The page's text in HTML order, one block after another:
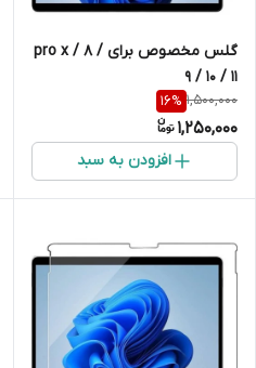
گلس مخصوص برای pro x / 8 /
9 / 10 / 11
1,500,000
16%
1,250,000
افزودن به سبد